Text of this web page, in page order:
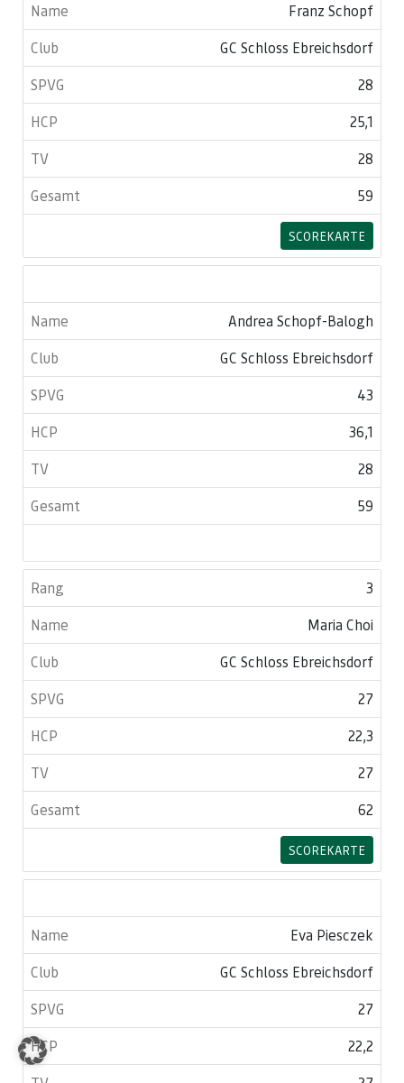
Franz Schopf
GC Schloss Ebreichsdorf
28
25,1
28
59
SCOREKARTE
Andrea Schopf-Balogh
GC Schloss Ebreichsdorf
43
36,1
28
59
3
Maria Choi
GC Schloss Ebreichsdorf
27
22,3
27
62
SCOREKARTE
Eva Piesczek
GC Schloss Ebreichsdorf
27
22,2